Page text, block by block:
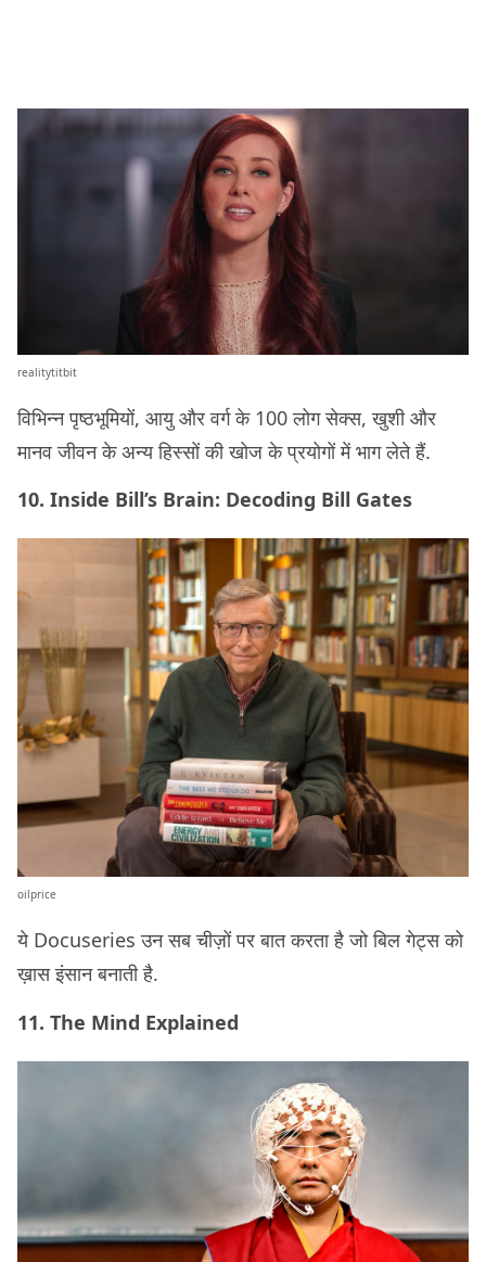
realitytitbit
विभिन्न पृष्ठभूमियों, आयु और वर्ग के 100 लोग सेक्स, खुशी और
मानव जीवन के अन्य हिस्सों की खोज के प्रयोगों में भाग लेते हैं.
10. Inside Bill’s Brain: Decoding Bill Gates
oilprice
ये Docuseries उन सब चीज़ों पर बात करता है जो बिल गेट्स को
ख़ास इंसान बनाती है.
11. The Mind Explained